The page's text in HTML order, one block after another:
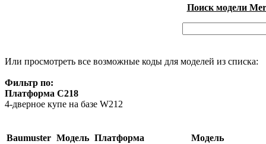
Поиск модели
Или просмотреть все возможные коды для моделей из списка:
Фильтр по:
Платформа C218
4-дверное купе на базе W212
Baumuster Модель Платформа
Модель